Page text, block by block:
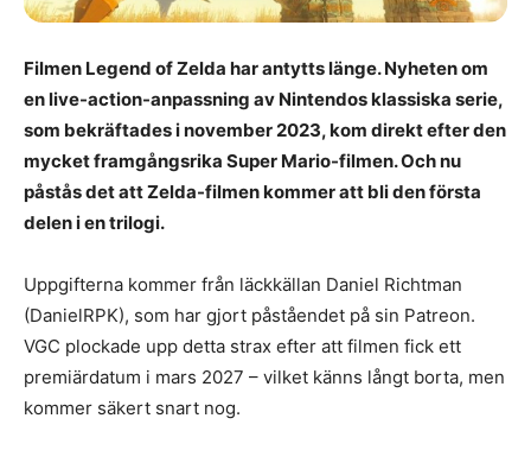
Filmen Legend of Zelda har antytts länge. Nyheten om
en live-action-anpassning av Nintendos klassiska serie,
som bekräftades i november 2023, kom direkt efter den
mycket framgångsrika Super Mario-filmen. Och nu
påstås det att Zelda-filmen kommer att bli den första
delen i en trilogi.
Uppgifterna kommer från läckkällan Daniel Richtman
(DanielRPK), som har gjort påståendet på sin Patreon.
VGC plockade upp detta strax efter att filmen fick ett
premiärdatum i mars 2027 – vilket känns långt borta, men
kommer säkert snart nog.